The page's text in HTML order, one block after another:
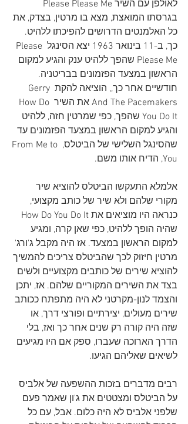
בגרסתו המואצת, מצא בו מרטין, בצדק, את
כל האלמנטים הדרושים להפיכתו ללהיט.
כך, ב-11 בינואר 1963 יצא הסינגל Please
Please Me שהפך ללהיט ענק והגיע למקום
הראשון במצעד הפזמונים בבריטניה.
חודשיים אחר כך,, הוציאה להקת Gerry
And The Pacemakers את השיר How Do
You Do It שהפך, כפי שמרטין חזה, ללהיט
והגיע למקום הראשון במצעד הפזמונים עד
שהסינגל השלישי של הביטלס, From Me to
You, הדיח אותו משם.
אלמלא התעקשו הביטלס להוציא שיר
מקורי שלהם ולא שיר של כותב מקצועי,
שהיה הופך ללהיט, כפי שאן קרה, ומגיע
למקום הראשון במצעד. אז היה מקבל ג'ורג'
מרטין חיזוק לכך שהביטלס צריכים להמשיך
להוציא שירים של כותבים מקצועיים ולשים
בצד את השירים המקוריים שלהם. אז, יתכן
והצמד לנון-מקרטני לא היה מתפתח ככותב
שירים מעולים, יצירתיים ופורצי דרך, או
שזה היה קורה רק שנים אחר כך ואז, בלי
הדרך הארוכה שעברו, ספק אם היו מגיעים
לשיאים שאליהם הגיעו.
רבים מדברים בזכות ההשפעה של אלביס
על הביטלס ומצטטים את ג'ון שאמר פעם
שלפני אלביס לא היה כלום. אבל, עם כל